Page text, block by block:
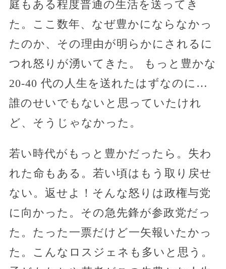
庭もある程度普通の生活を送ってき
た。ここ数年、なぜ豊かにならなかっ
たのか、その理由が明らかにされるに
つれ怒りが湧いてきた。 もっと豊かな
20-40 代の人生を送れたはずなのに…
誰のせいでもないと思っていたけれ
ど、そうじゃなかった。
若い時代がもっと豊かだったら。失わ
れた命もある。若い頃はもう取り戻せ
ない。返せよ！そんな怒りは政権与党
に向かった。その急先鋒が参政党だっ
た。たった一票だけど一矢報いたかっ
た。こんなロスジェネも多いと思う。